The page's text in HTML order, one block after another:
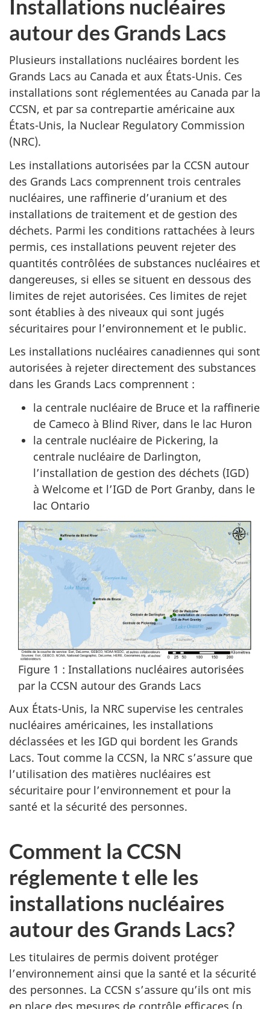
Installations nucléaires
autour des Grands Lacs
Plusieurs installations nucléaires bordent les
Grands Lacs au Canada et aux États-Unis. Ces
installations sont réglementées au Canada par la
CCSN, et par sa contrepartie américaine aux
États-Unis, la Nuclear Regulatory Commission
(NRC).
Les installations autorisées par la CCSN autour
des Grands Lacs comprennent trois centrales
nucléaires, une raffinerie d’uranium et des
installations de traitement et de gestion des
déchets. Parmi les conditions rattachées à leurs
permis, ces installations peuvent rejeter des
quantités contrôlées de substances nucléaires et
dangereuses, si elles se situent en dessous des
limites de rejet autorisées. Ces limites de rejet
sont établies à des niveaux qui sont jugés
sécuritaires pour l’environnement et le public.
Les installations nucléaires canadiennes qui sont
autorisées à rejeter directement des substances
dans les Grands Lacs comprennent :
la centrale nucléaire de Bruce et la raffinerie
de Cameco à Blind River, dans le lac Huron
la centrale nucléaire de Pickering, la
centrale nucléaire de Darlington,
l’installation de gestion des déchets (IGD)
à Welcome et l’IGD de Port Granby, dans le
lac Ontario
Figure 1 : Installations nucléaires autorisées
par la CCSN autour des Grands Lacs
Aux États-Unis, la NRC supervise les centrales
nucléaires américaines, les installations
déclassées et les IGD qui bordent les Grands
Lacs. Tout comme la CCSN, la NRC s’assure que
l’utilisation des matières nucléaires est
sécuritaire pour l’environnement et pour la
santé et la sécurité des personnes.
Comment la CCSN
réglemente t elle les
installations nucléaires
autour des Grands Lacs?
Les titulaires de permis doivent protéger
l’environnement ainsi que la santé et la sécurité
des personnes. La CCSN s’assure qu’ils ont mis
en place des mesures de contrôle efficaces (p.